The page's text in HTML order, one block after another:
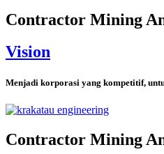
Contractor Mining
Vision
Menjadi korporasi yang kompetitif,
Contractor Mining